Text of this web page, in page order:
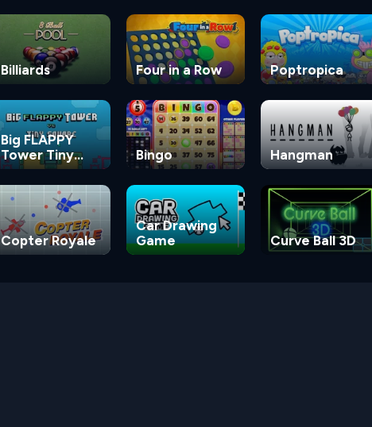
Billiards Four in a Row Poptropica
Big FLAPPY
Tower Tiny
Square
Bingo Hangman
Copter Royale
Car Drawing
Game
Curve Ball 3D